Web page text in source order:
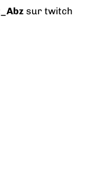
sur twitch